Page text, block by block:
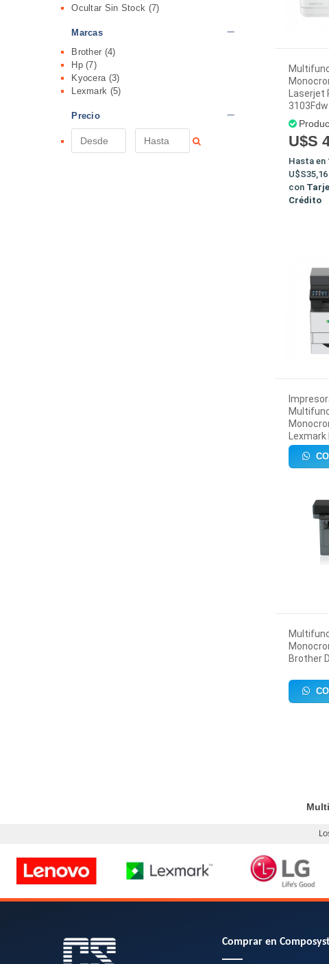
Ocultar Sin Stock (7)
Marcas
Brother (4)
Hp(7)
Kyocera (3)
Lexmark (5)
Precio
Laserjet
U$S
Hasta en
U$S35,16
con
Crédito
Brother
Comprar en